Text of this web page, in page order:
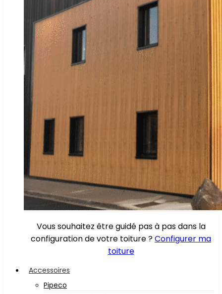
Vous souhaitez être guidé pas à pas dans la
configuration de votre toiture ?Configurer ma
toiture
Accessoires
Pipeco